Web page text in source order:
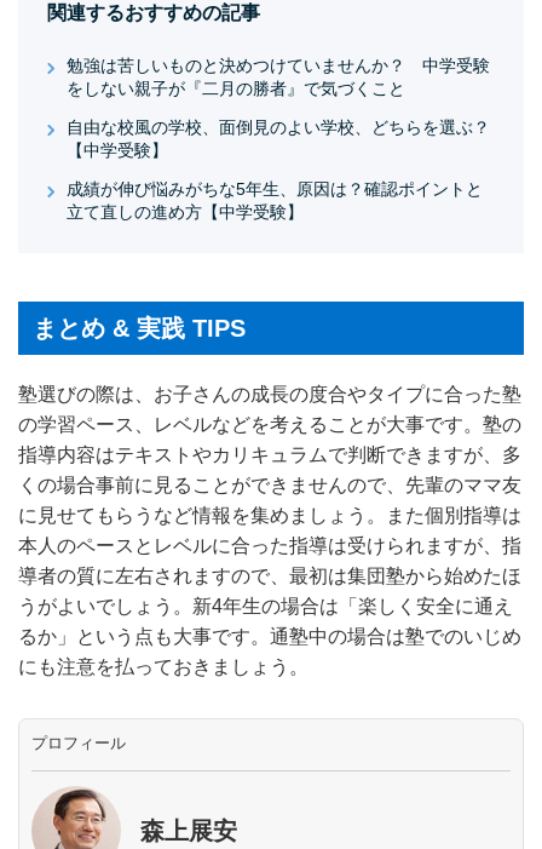
関連するおすすめの記事
勉強は苦しいものと決めつけていませんか？ 中学受験
をしない親子が『二月の勝者』で気づくこと
自由な校風の学校、面倒見のよい学校、どちらを選ぶ？
【中学受験】
成績が伸び悩みがちな5年生、原因は？確認ポイントと
立て直しの進め方【中学受験】
まとめ & 実践 TIPS
塾選びの際は、お子さんの成長の度合やタイプに合った塾
の学習ペース、レベルなどを考えることが大事です。塾の
指導内容はテキストやカリキュラムで判断できますが、多
くの場合事前に見ることができませんので、先輩のママ友
に見せてもらうなど情報を集めましょう。また個別指導は
本人のペースとレベルに合った指導は受けられますが、指
導者の質に左右されますので、最初は集団塾から始めたほ
うがよいでしょう。新4年生の場合は「楽しく安全に通え
るか」という点も大事です。通塾中の場合は塾でのいじめ
にも注意を払っておきましょう。
プロフィール
森上展安